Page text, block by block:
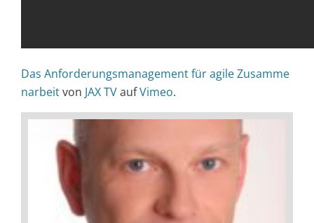
Das Anforderungsmanagement für agile Zusamme
narbeitvon JAX TVaufVimeo.